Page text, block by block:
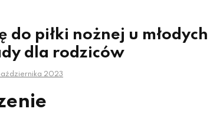
do piłki nożnej u młodych
dla rodziców
2023